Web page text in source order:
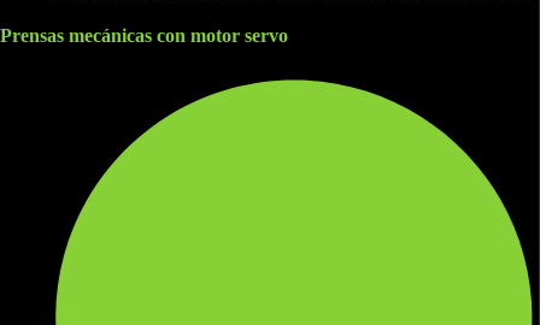
Prensas mecánicas con motor servo